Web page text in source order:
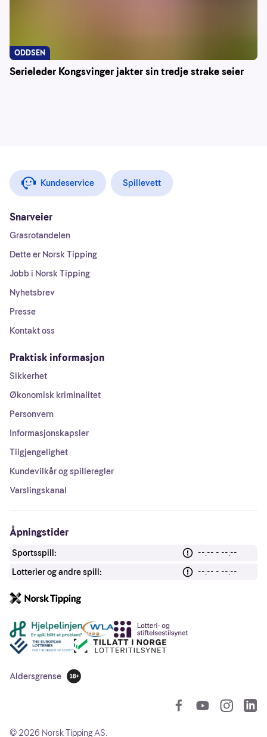
Serieleder Kongsvinger jakter sin tredje strake seier
ODDSEN
Kundeservice Spillevett
Snarveier
Grasrotandelen
Dette er Norsk Tipping
Jobb i Norsk Tipping
Nyhetsbrev
Presse
Kontakt oss
Praktisk informasjon
Sikkerhet
Økonomisk kriminalitet
Personvern
Informasjonskapsler
Tilgjengelighet
Kundevilkår og spilleregler
Varslingskanal
Åpningstider
Sportsspill:
--:-- - --:--
Lotterier og andre spill:
--:-- - --:--
Andre lenker
Aldersgrense
18 år
© 2026 Norsk Tipping AS.